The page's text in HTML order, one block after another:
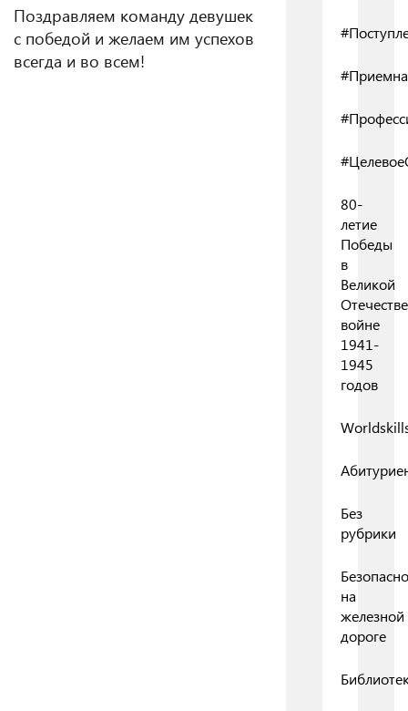
Поздравляем команду девушек
с победой и желаем им успехов
всегда и во всем!
80-
летие
Победы
в
Великой
войне
1941-
1945
годов
Без
рубрики
на
железной
дороге